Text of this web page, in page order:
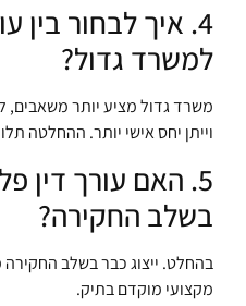
4. איך לבחור בין
למשרד גדול?
משרד גדול מציע יותר משאבים,
וייתן יחס אישי יותר. ההחלטה
5. האם עורך דין
בשלב החקירה?
בהחלט. ייצוג כבר בשלב החקירה
מקצועי מוקדם בתיק.